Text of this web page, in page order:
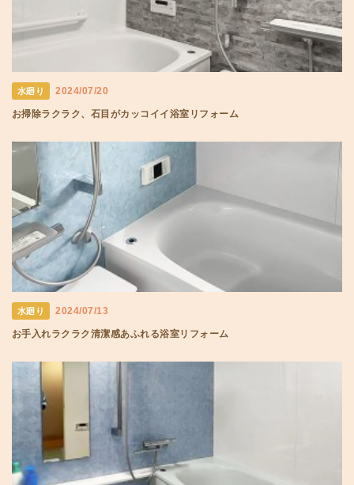
水廻り 2024/07/20
お掃除ラクラク、石目がカッコイイ浴室リフォーム
水廻り 2024/07/13
お手入れラクラク清潔感あふれる浴室リフォーム